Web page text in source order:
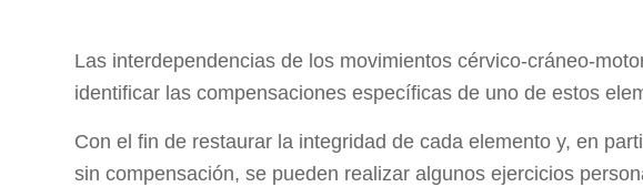
Las interdependencias de los movimientos cérvico-cráneo-
identificar las compensaciones específicas de uno de estos
Con el fin de restaurar la integridad de cada elemento y, en
sin compensación, se pueden realizar algunos ejercicios